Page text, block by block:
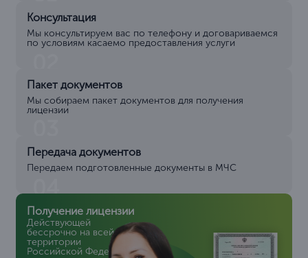
Консультация
Мы консультируем вас по телефону и договариваемся
по условиям касаемо предоставления услуги
Пакет документов
Мы собираем пакет документов для получения
лицензии
Передача документов
Передаем подготовленные документы в МЧС
04
Получение лицензии
Действующей
бессрочно на всей
территории
Российской Федерации